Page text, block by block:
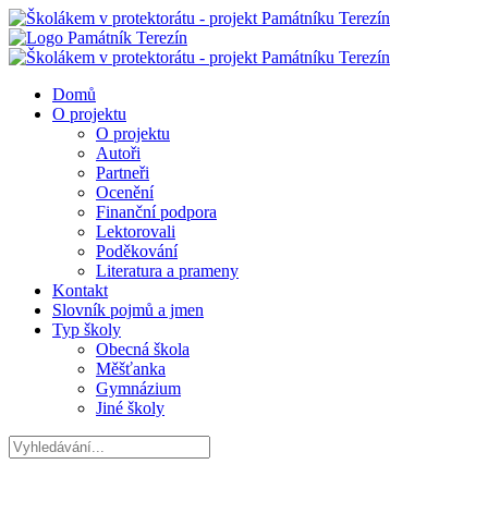
Domů
O projektu
O projektu
Autoři
Partneři
Ocenění
Finanční podpora
Lektorovali
Poděkování
Literatura a prameny
Kontakt
Slovník pojmů a jmen
Typ školy
Obecná škola
Měšťanka
Gymnázium
Jiné školy